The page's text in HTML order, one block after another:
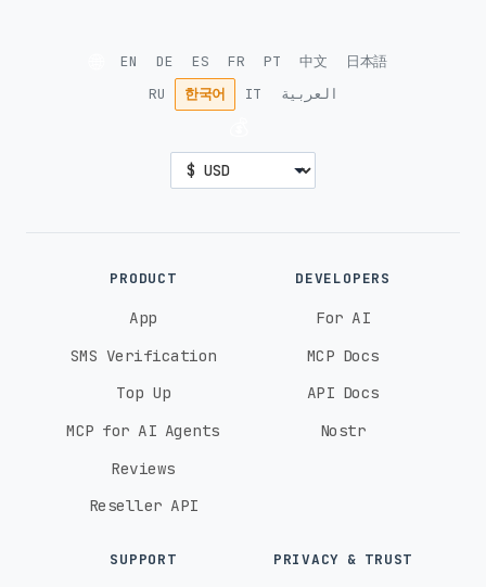
EN DE ES FR PT 中文
日本語
RU
한국어 IT العربية
PRODUCT
App
SMS Verification
Top Up
MCP for AI Agents
Reviews
Reseller API
DEVELOPERS
For AI
MCP Docs
API Docs
Nostr
SUPPORT PRIVACY & TRUST